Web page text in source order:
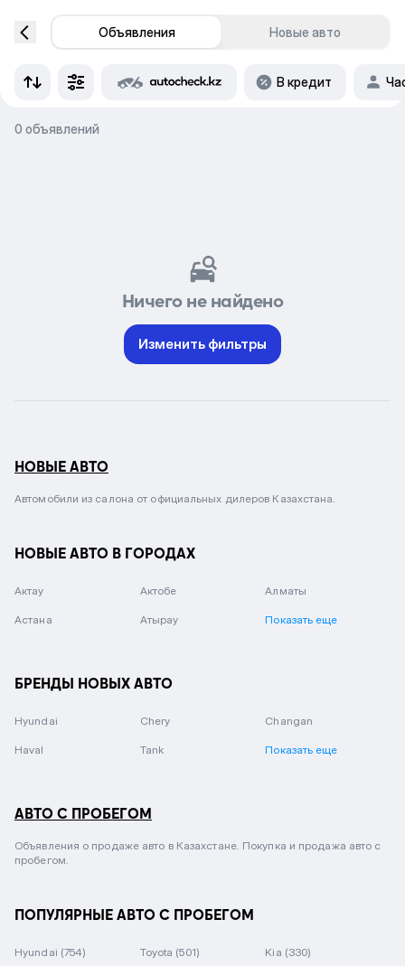
Объявления Новые авто
В кредит
0 объявлений
Ничего не найдено
Изменить фильтры
НОВЫЕ АВТО
Автомобили из салона от официальных дилеров Казахстана.
НОВЫЕ АВТО В ГОРОДАХ
Актау Актобе Алматы
Астана Атырау Показать еще
БРЕНДЫ НОВЫХ АВТО
Hyundai Chery Changan
Haval Tank Показать еще
АВТО С ПРОБЕГОМ
Объявления о продаже авто в Казахстане. Покупка и продажа авто с
пробегом.
ПОПУЛЯРНЫЕ АВТО С ПРОБЕГОМ
Hyundai (754) Toyota (501) Kia (330)